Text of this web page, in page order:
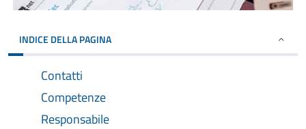
INDICE DELLA PAGINA
Contatti
Competenze
Responsabile